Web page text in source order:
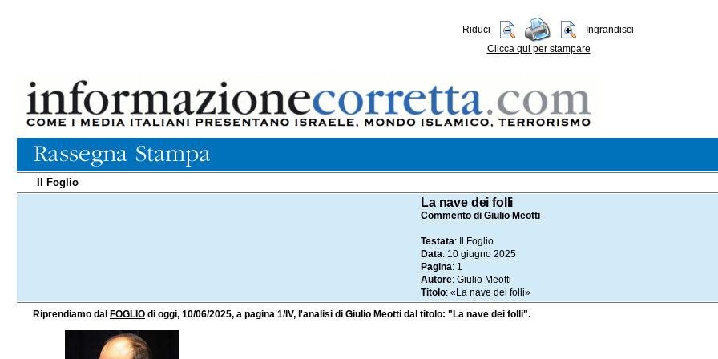
Riduci
Ingrandisci
Clicca qui per stampare
Il Foglio
La nave dei folli
Commento di Giulio Meotti
Testata: Il Foglio
Data: 10 giugno 2025
Pagina: 1
Autore: Giulio Meotti
Titolo: «La nave dei folli»
Riprendiamo dal FOGLIO di oggi, 10/06/2025, a pagina 1/IV, l'analisi di Giulio Meotti dal titolo: "La nave dei folli".